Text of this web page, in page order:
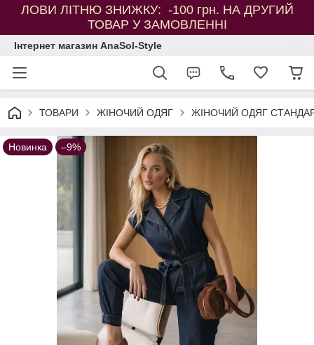
ЛОВИ ЛІТНЮ ЗНИЖКУ: -100 грн. НА ДРУГИЙ
ТОВАР У ЗАМОВЛЕННІ
Інтернет магазин AnaSol-Style
ТОВАРИ ЖІНОЧИЙ ОДЯГ ЖІНОЧИЙ ОДЯГ
Новинка –9%